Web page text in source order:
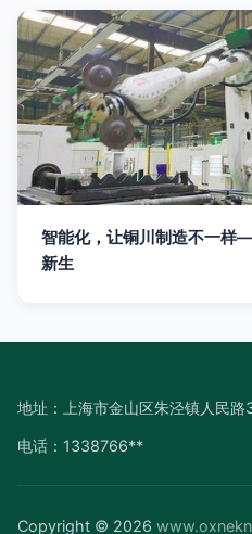
智能化，让铜川制造不一样
新生
地址：上海市金山区朱泾镇人民路
电话：1338766**
Copyright © 2026